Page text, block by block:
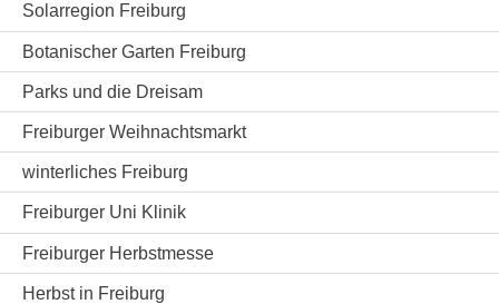
Solarregion Freiburg
Botanischer Garten Freiburg
Parks und die Dreisam
Freiburger Weihnachtsmarkt
winterliches Freiburg
Freiburger Uni Klinik
Freiburger Herbstmesse
Herbst in Freiburg